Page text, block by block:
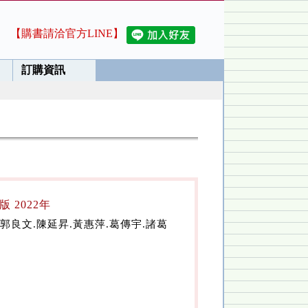
【購書請洽官方LINE】
訂購資訊
2022年
良文.陳延昇.黃惠萍.葛傳宇.諸葛